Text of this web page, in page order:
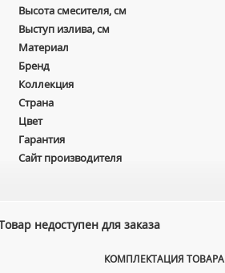
Высота смесителя, см
Выступ излива, см
Материал
Бренд
Коллекция
Страна
Цвет
Гарантия
Сайт производителя
недоступен для заказа
КОМПЛЕКТАЦИЯ ТОВАРА